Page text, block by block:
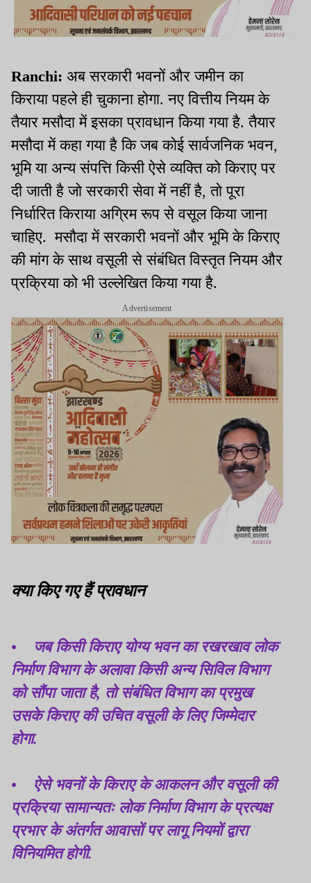
Ranchi: अब सरकारी भवनों और जमीन का
किराया पहले ही चुकाना होगा. नए वित्तीय नियम के
तैयार मसौदा में इसका प्रावधान किया गया है. तैयार
मसौदा में कहा गया है कि जब कोई सार्वजनिक भवन,
भूमि या अन्य संपत्ति किसी ऐसे व्यक्ति को किराए पर
दी जाती है जो सरकारी सेवा में नहीं है, तो पूरा
निर्धारित किराया अग्रिम रूप से वसूल किया जाना
चाहिए. मसौदा में सरकारी भवनों और भूमि के किराए
की मांग के साथ वसूली से संबंधित विस्तृत नियम और
प्रक्रिया को भी उल्लेखित किया गया है.
Advertisement
क्या किए गए हैं प्रावधान
• जब किसी किराए योग्य भवन का रखरखाव लोक
निर्माण विभाग के अलावा किसी अन्य सिविल विभाग
को सौंपा जाता है, तो संबंधित विभाग का प्रमुख
उसके किराए की उचित वसूली के लिए जिम्मेदार
होगा.
• ऐसे भवनों के किराए के आकलन और वसूली की
प्रक्रिया सामान्यतः लोक निर्माण विभाग के प्रत्यक्ष
प्रभार के अंतर्गत आवासों पर लागू नियमों द्वारा
विनियमित होगी.